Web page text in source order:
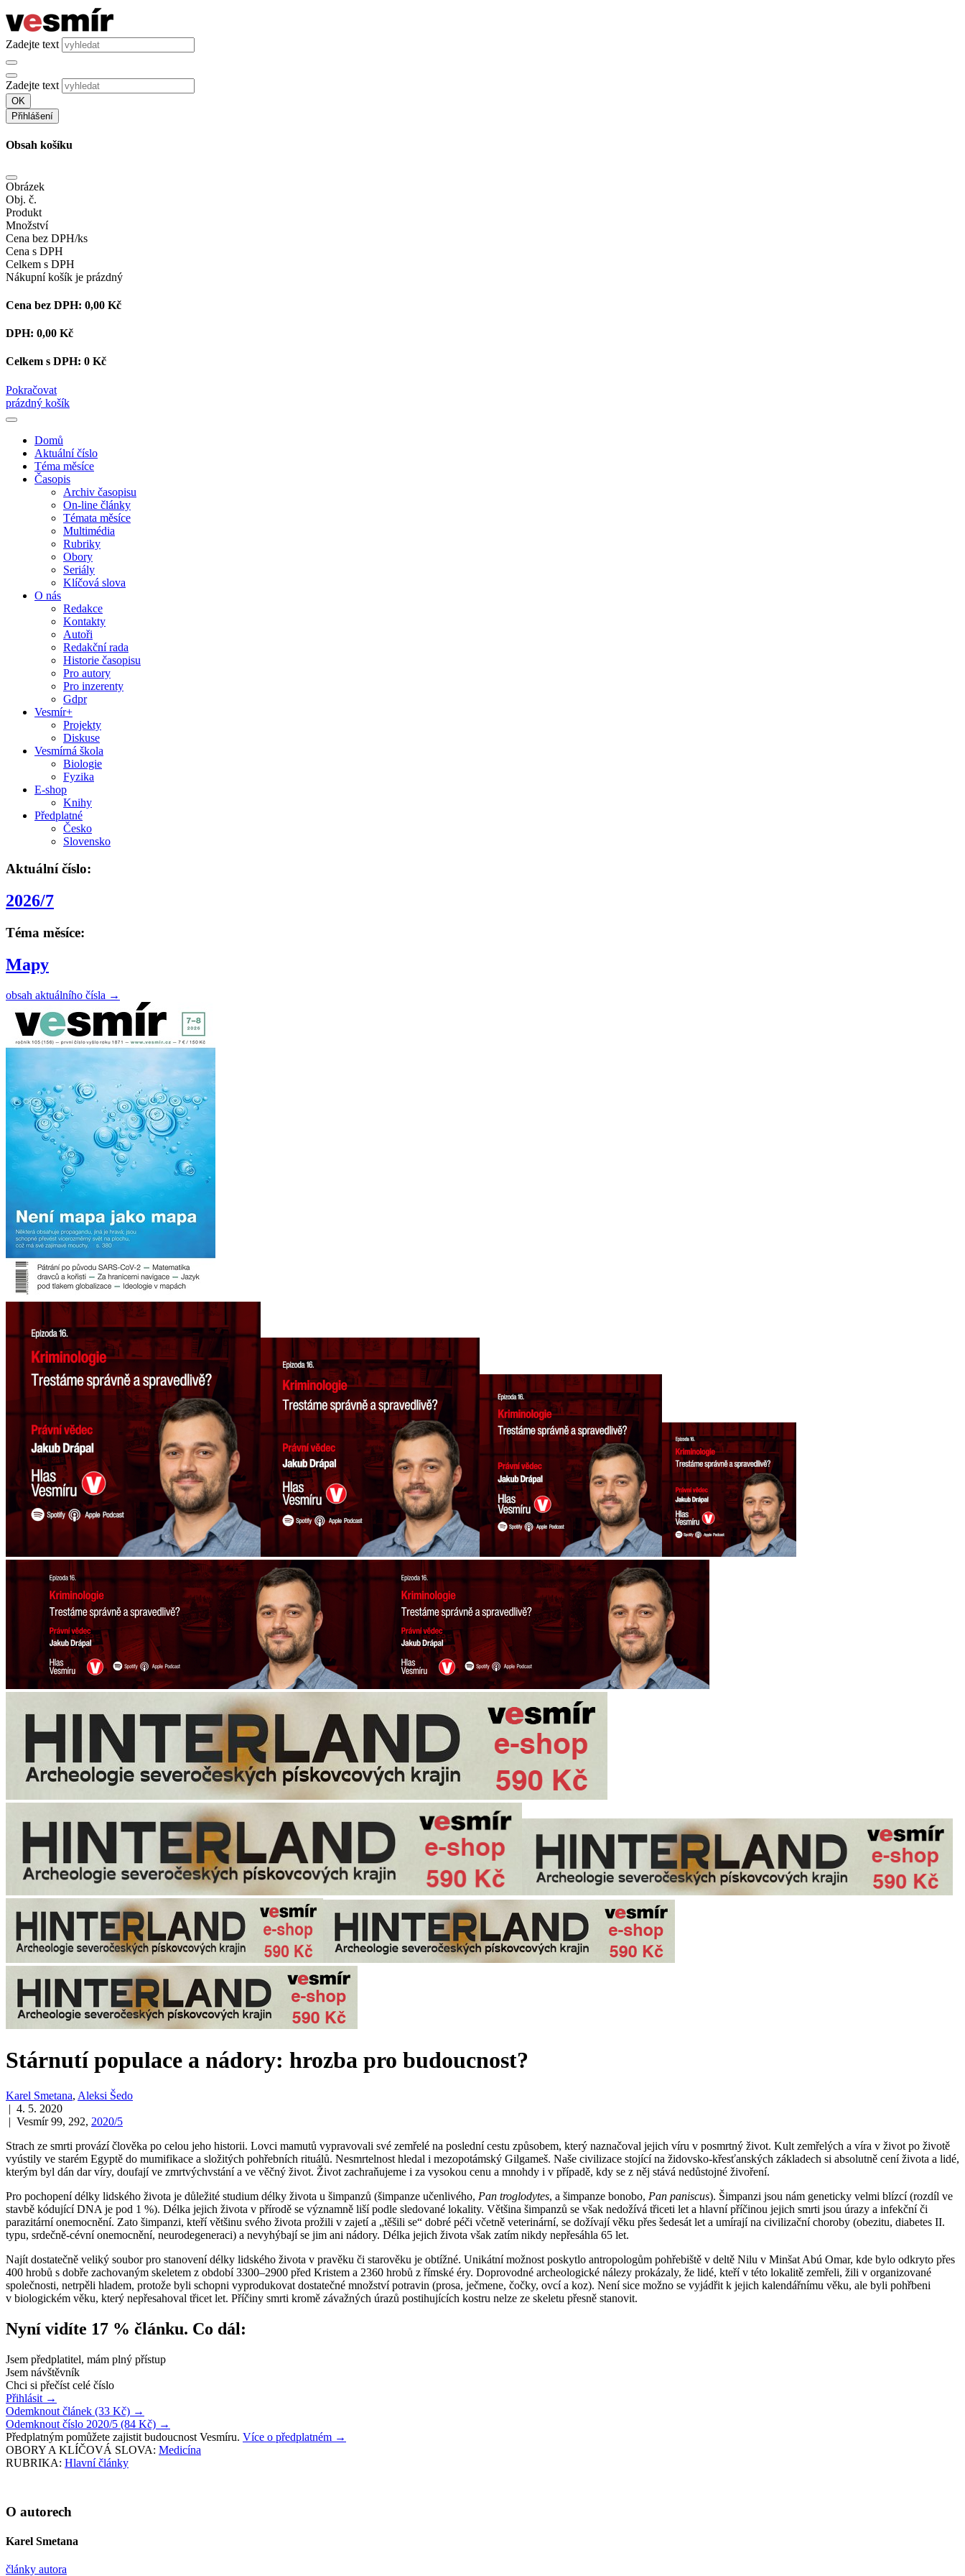
Zadejte text
Zadejte text
OK
Přihlášení
Obsah košíku
Obrázek
Obj. č.
Produkt
Množství
Cena bez DPH/ks
Cena s DPH
Celkem s DPH
Nákupní košík je prázdný
Cena bez DPH: 0,00 Kč
DPH: 0,00 Kč
Celkem s DPH: 0 Kč
Pokračovat
prázdný košík
Domů
Aktuální číslo
Téma měsíce
Časopis
Archiv časopisu
On-line články
Témata měsíce
Multimédia
Rubriky
Obory
Seriály
Klíčová slova
O nás
Redakce
Kontakty
Autoři
Redakční rada
Historie časopisu
Pro autory
Pro inzerenty
Gdpr
Vesmír+
Projekty
Diskuse
Vesmírná škola
Biologie
Fyzika
E-shop
Knihy
Předplatné
Česko
Slovensko
Aktuální číslo:
2026/7
Téma měsíce:
Mapy
obsah aktuálního čísla →
Stárnutí populace a nádory: hrozba pro budoucnost?
Karel Smetana, Aleksi Šedo
| 4. 5. 2020
| Vesmír 99, 292, 2020/5
Strach ze smrti provází člověka po celou jeho historii. Lovci mamutů vypravovali své zemřelé na poslední cestu způsobem, který naznačoval jejich víru v posmrtný život. Kult zemřelých a víra v život po životě
vyústily ve starém Egyptě do mumifikace a složitých pohřebních rituálů. Nesmrtelnost hledal i mezopotámský Gilgameš. Naše civilizace stojící na židovsko-křesťanských základech si absolutně cení života a lidé,
kterým byl dán dar víry, doufají ve zmrtvýchvstání a ve věčný život. Život zachraňujeme i za vysokou cenu a mnohdy i v případě, kdy se z něj stává nedůstojné živoření.
Pro pochopení délky lidského života je důležité studium délky života u šimpanzů (šimpanze učenlivého, Pan troglodytes, a šimpanze bonobo, Pan paniscus). Šimpanzi jsou nám geneticky velmi blízcí (rozdíl ve
stavbě kódující DNA je pod 1 %). Délka jejich života v přírodě se významně liší podle sledované lokality. Většina šimpanzů se však nedožívá třiceti let a hlavní příčinou jejich smrti jsou úrazy a infekční či
parazitární onemocnění. Zato šimpanzi, kteří většinu svého života prožili v zajetí a „těšili se“ dobré péči včetně veterinární, se dožívají věku přes šedesát let a umírají na civilizační choroby (obezitu, diabetes II.
typu, srdečně-cévní onemocnění, neurodegeneraci) a nevyhýbají se jim ani nádory. Délka jejich života však zatím nikdy nepřesáhla 65 let.
Najít dostatečně veliký soubor pro stanovení délky lidského života v pravěku či starověku je obtížné. Unikátní možnost poskytlo antropologům pohřebiště v deltě Nilu v Minšat Abú Omar, kde bylo odkryto přes
400 hrobů s dobře zachovaným skeletem z období 3300–2900 před Kristem a 2360 hrobů z římské éry. Doprovodné archeologické nálezy prokázaly, že lidé, kteří v této lokalitě zemřeli, žili v organizované
společnosti, netrpěli hladem, protože byli schopni vyprodukovat dostatečné množství potravin (prosa, ječmene, čočky, ovcí a koz). Není sice možno se vyjádřit k jejich kalendářnímu věku, ale byli pohřbeni
v biologickém věku, který nepřesahoval třicet let. Příčiny smrti kromě závažných úrazů postihujících kostru nelze ze skeletu přesně stanovit.
Nyní vidíte 17 % článku. Co dál:
Jsem předplatitel, mám plný přístup
Jsem návštěvník
Chci si přečíst celé číslo
Přihlásit →
Odemknout článek (33 Kč) →
Odemknout číslo 2020/5 (84 Kč) →
Předplatným pomůžete zajistit budoucnost Vesmíru. Více o předplatném →
OBORY A KLÍČOVÁ SLOVA: Medicína
RUBRIKA: Hlavní články
O autorech
Karel Smetana
články autora